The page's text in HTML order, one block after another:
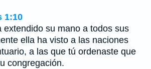
1:10
extendido su mano a todos sus
ella ha visto a las naciones
a las que tú ordenaste que
congregación.